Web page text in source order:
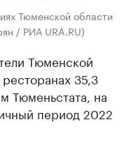
Тюменской области
/ РИА URA.RU)
Тюменской
35,3
Тюменьстата, на
период 2022